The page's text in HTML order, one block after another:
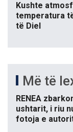
Kushte
temperatura
të Diel
Më të
RENEA
ushtarit, i riu
fotoja e